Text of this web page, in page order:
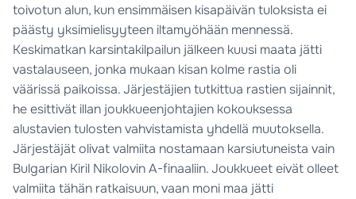
toivotun alun, kun ensimmäisen kisapäivän tuloksista ei
päästy yksimielisyyteen iltamyöhään mennessä.
Keskimatkan karsintakilpailun jälkeen kuusi maata jätti
vastalauseen, jonka mukaan kisan kolme rastia oli
väärissä paikoissa. Järjestäjien tutkittua rastien sijainnit,
he esittivät illan joukkueenjohtajien kokouksessa
alustavien tulosten vahvistamista yhdellä muutoksella.
Järjestäjät olivat valmiita nostamaan karsiutuneista vain
Bulgarian Kiril Nikolovin A-finaaliin. Joukkueet eivät olleet
valmiita tähän ratkaisuun, vaan moni maa jätti